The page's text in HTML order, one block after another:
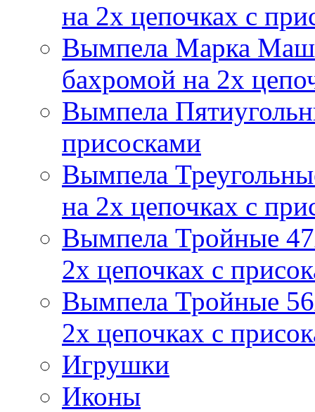
на 2х цепочках с
Вымпела Марка
бахромой на 2х
Вымпела
присосками
Вымпела
на 2х цепочках с
Вымпела Тройные
2х цепочках с
Вымпела Тройные
2х цепочках с
Игрушки
Иконы